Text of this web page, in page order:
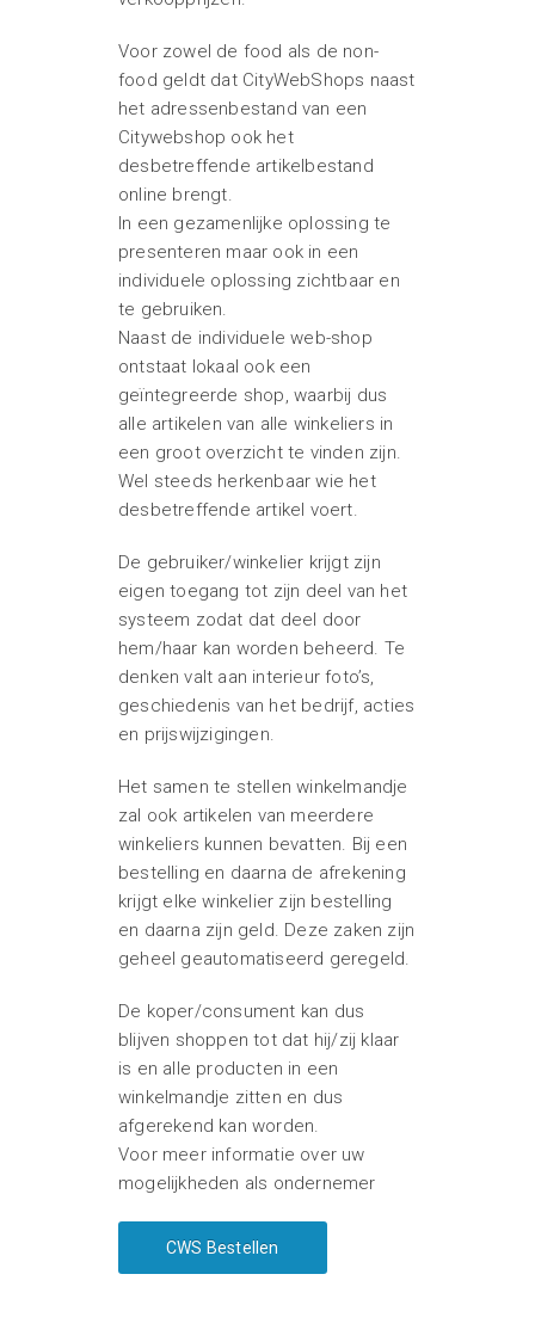
Voor zowel de food als de non-
food geldt dat CityWebShops naast
het adressenbestand van een
Citywebshop ook het
desbetreffende artikelbestand
online brengt.
In een gezamenlijke oplossing te
presenteren maar ook in een
individuele oplossing zichtbaar en
te gebruiken.
Naast de individuele web-shop
ontstaat lokaal ook een
geïntegreerde shop, waarbij dus
alle artikelen van alle winkeliers in
een groot overzicht te vinden zijn.
Wel steeds herkenbaar wie het
desbetreffende artikel voert.
De gebruiker/winkelier krijgt zijn
eigen toegang tot zijn deel van het
systeem zodat dat deel door
hem/haar kan worden beheerd. Te
denken valt aan interieur foto’s,
geschiedenis van het bedrijf, acties
en prijswijzigingen.
Het samen te stellen winkelmandje
zal ook artikelen van meerdere
winkeliers kunnen bevatten. Bij een
bestelling en daarna de afrekening
krijgt elke winkelier zijn bestelling
en daarna zijn geld. Deze zaken zijn
geheel geautomatiseerd geregeld.
De koper/consument kan dus
blijven shoppen tot dat hij/zij klaar
is en alle producten in een
winkelmandje zitten en dus
afgerekend kan worden.
Voor meer informatie over uw
mogelijkheden als ondernemer
CWS Bestellen